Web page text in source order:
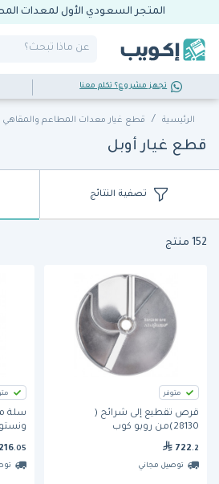
المتجر السعودي الأول لمعدات
تجهز مشروع؟ تكلم معنا
الرئيسية قطع غيار معدات المطاعم والمقاهي
قطع غيار أوبل
تصفية النتائج
152 منتج
متوفر
قرص تقطيع إلى شرائح (
28130)من روبو كوب
722 .2
توصيل مجاني
.05